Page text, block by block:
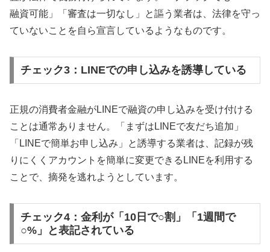
融資可能」「審査は一切なし」と謳う業者は、法律を守っ
ていないことを自ら宣言しているようなものです。
チェック3：LINEでの申し込みを誘導している
正規の消費者金融がLINEで融資の申し込みを受け付ける
ことは通常ありません。「まずはLINEで友だち追加」
「LINEで簡単お申し込み」と誘導する業者は、記録が残
りにくくアカウントを簡単に変更できるLINEを利用する
ことで、摘発を逃れようとしています。
チェック4：金利が「10日で○割」「1週間で
○%」と表記されている